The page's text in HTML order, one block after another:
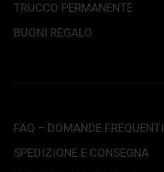
TRUCCO PERMANENTE
BUONI REGALO
FAQ – DOMANDE FREQUENTI
SPEDIZIONE E CONSEGNA